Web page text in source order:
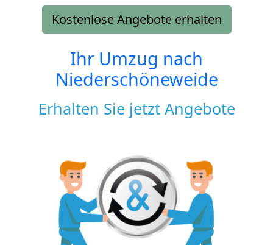
Kostenlose Angebote erhalten
Ihr Umzug nach
Niederschöneweide
Erhalten Sie jetzt Angebote